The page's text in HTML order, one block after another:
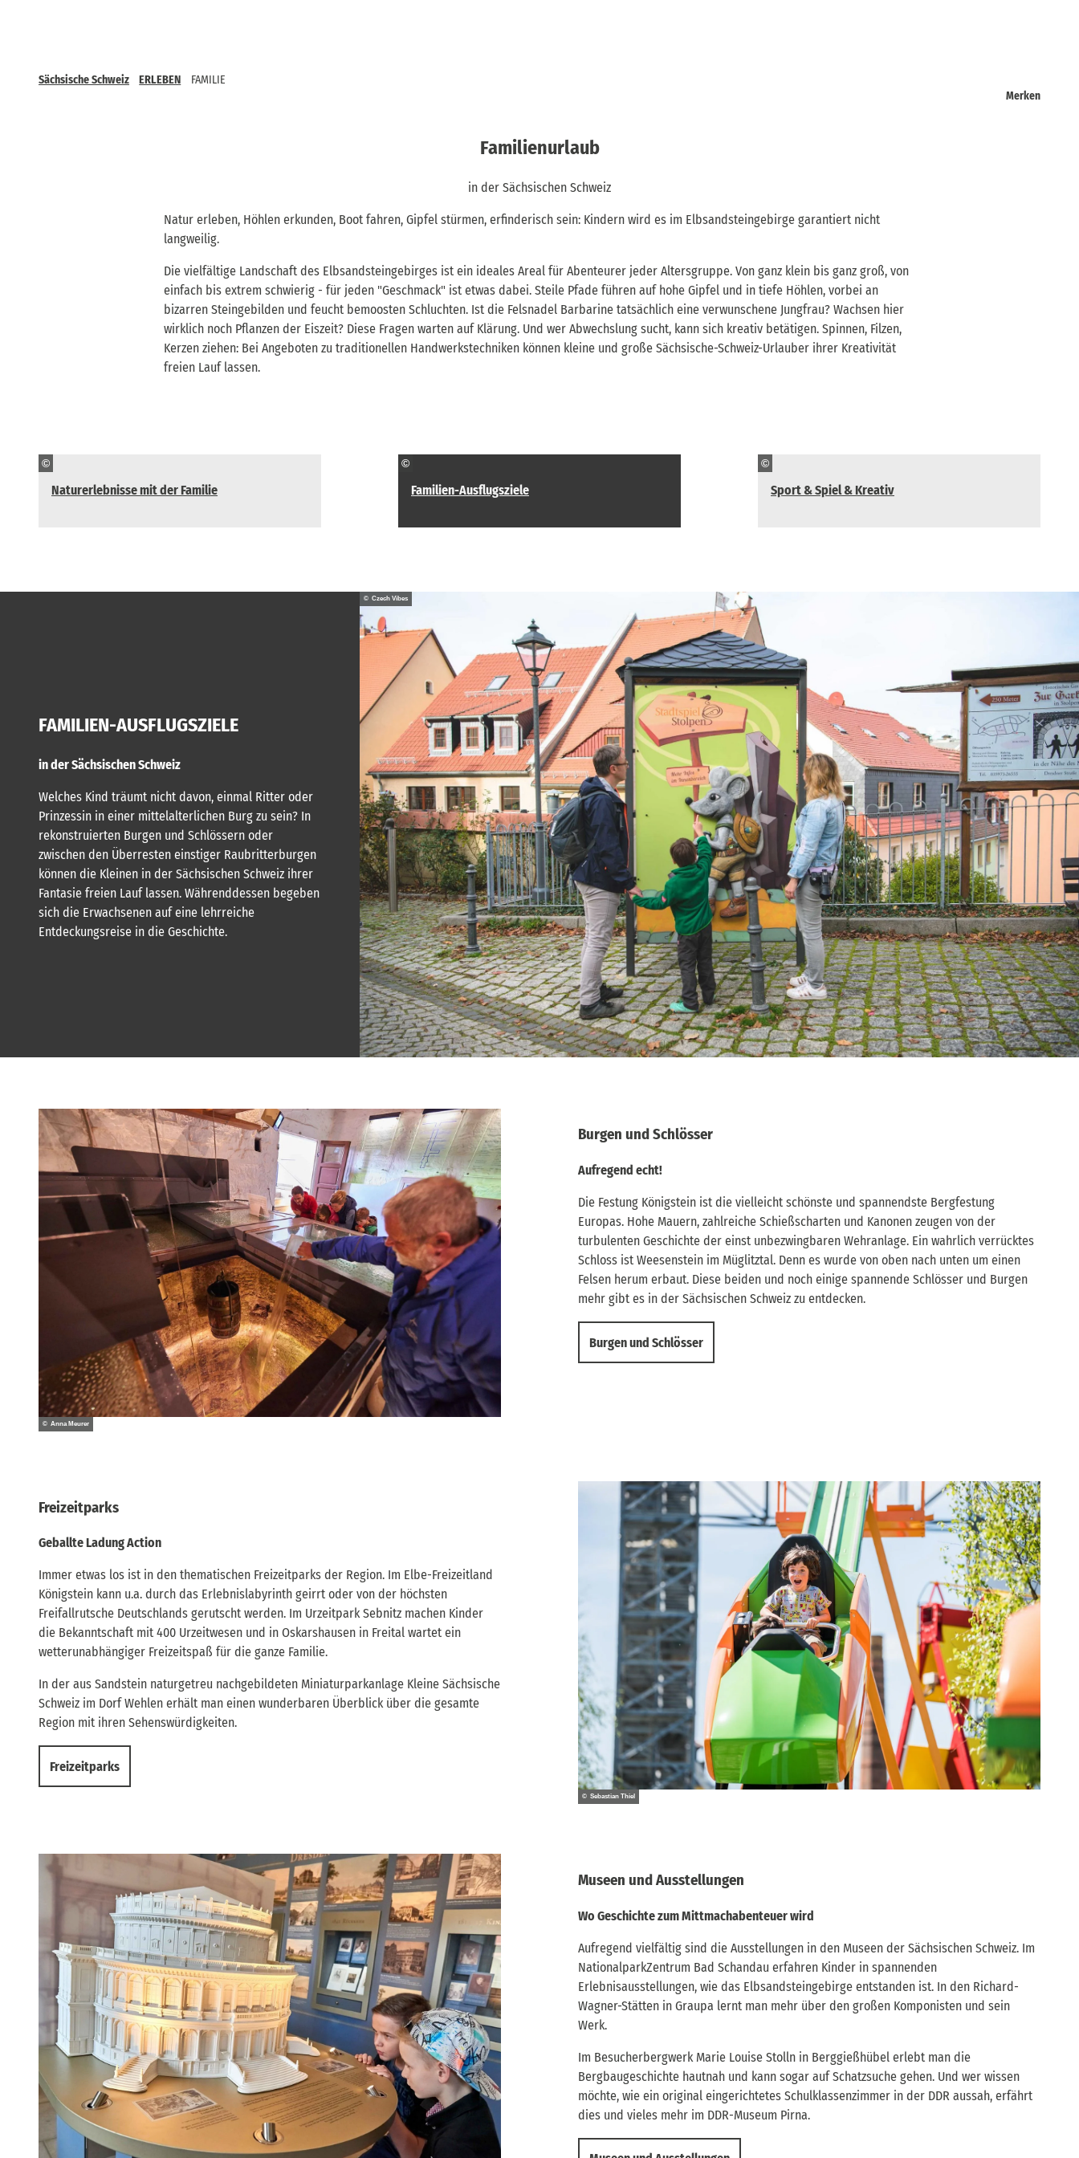
Sächsische Schweiz ERLEBEN
FAMILIE
Merken
Familienurlaub
in der Sächsischen Schweiz
Natur erleben, Höhlen erkunden, Boot fahren, Gipfel stürmen, erfinderisch sein: Kindern wird es im Elbsandsteingebirge garantiert nicht
langweilig.
Die vielfältige Landschaft des Elbsandsteingebirges ist ein ideales Areal für Abenteurer jeder Altersgruppe. Von ganz klein bis ganz groß, von
einfach bis extrem schwierig - für jeden "Geschmack" ist etwas dabei. Steile Pfade führen auf hohe Gipfel und in tiefe Höhlen, vorbei an
bizarren Steingebilden und feucht bemoosten Schluchten. Ist die Felsnadel Barbarine tatsächlich eine verwunschene Jungfrau? Wachsen hier
wirklich noch Pflanzen der Eiszeit? Diese Fragen warten auf Klärung. Und wer Abwechslung sucht, kann sich kreativ betätigen. Spinnen, Filzen,
Kerzen ziehen: Bei Angeboten zu traditionellen Handwerkstechniken können kleine und große Sächsische-Schweiz-Urlauber ihrer Kreativität
freien Lauf lassen.
©
Naturerlebnisse mit der Familie
©
Familien-Ausflugsziele
©
Sport & Spiel & Kreativ
FAMILIEN-AUSFLUGSZIELE
in der Sächsischen Schweiz
Welches Kind träumt nicht davon, einmal Ritter oder
Prinzessin in einer mittelalterlichen Burg zu sein? In
rekonstruierten Burgen und Schlössern oder
zwischen den Überresten einstiger Raubritterburgen
können die Kleinen in der Sächsischen Schweiz ihrer
Fantasie freien Lauf lassen. Währenddessen begeben
sich die Erwachsenen auf eine lehrreiche
Entdeckungsreise in die Geschichte.
© Czech Vibes
© Anna Meurer
Burgen und Schlösser
Aufregend echt!
Die Festung Königstein ist die vielleicht schönste und spannendste Bergfestung
Europas. Hohe Mauern, zahlreiche Schießscharten und Kanonen zeugen von der
turbulenten Geschichte der einst unbezwingbaren Wehranlage. Ein wahrlich verrücktes
Schloss ist Weesenstein im Müglitztal. Denn es wurde von oben nach unten um einen
Felsen herum erbaut. Diese beiden und noch einige spannende Schlösser und Burgen
mehr gibt es in der Sächsischen Schweiz zu entdecken.
Burgen und Schlösser
Freizeitparks
Geballte Ladung Action
Immer etwas los ist in den thematischen Freizeitparks der Region. Im Elbe-Freizeitland
Königstein kann u.a. durch das Erlebnislabyrinth geirrt oder von der höchsten
Freifallrutsche Deutschlands gerutscht werden. Im Urzeitpark Sebnitz machen Kinder
die Bekanntschaft mit 400 Urzeitwesen und in Oskarshausen in Freital wartet ein
wetterunabhängiger Freizeitspaß für die ganze Familie.
In der aus Sandstein naturgetreu nachgebildeten Miniaturparkanlage Kleine Sächsische
Schweiz im Dorf Wehlen erhält man einen wunderbaren Überblick über die gesamte
Region mit ihren Sehenswürdigkeiten.
Freizeitparks
© Sebastian Thiel
Museen und Ausstellungen
Wo Geschichte zum Mittmachabenteuer wird
Aufregend vielfältig sind die Ausstellungen in den Museen der Sächsischen Schweiz. Im
NationalparkZentrum Bad Schandau erfahren Kinder in spannenden
Erlebnisausstellungen, wie das Elbsandsteingebirge entstanden ist. In den Richard-
Wagner-Stätten in Graupa lernt man mehr über den großen Komponisten und sein
Werk.
Im Besucherbergwerk Marie Louise Stolln in Berggießhübel erlebt man die
Bergbaugeschichte hautnah und kann sogar auf Schatzsuche gehen. Und wer wissen
möchte, wie ein original eingerichtetes Schulklassenzimmer in der DDR aussah, erfährt
dies und vieles mehr im DDR-Museum Pirna.